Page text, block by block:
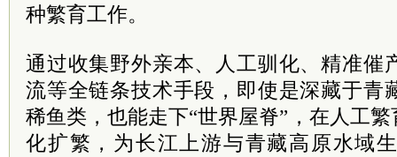
种繁育工作。
通过收集野外亲本、人工驯化、精准催
流等全链条技术手段，即使是深藏于青
稀鱼类，也能走下“世界屋脊”，在人工
化扩繁，为长江上游与青藏高原水域